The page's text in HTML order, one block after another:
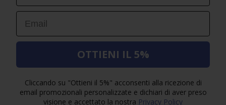
Email
OTTIENI IL 5%
Cliccando su "Ottieni il 5%" acconsenti alla ricezione di
email promozionali personalizzate e dichiari di aver preso
visione e accettato la nostra Privacy Policy